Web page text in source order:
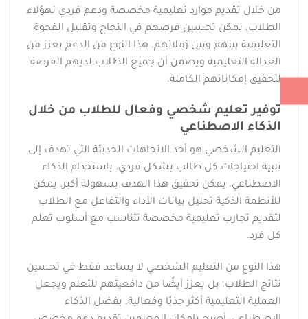
من خلال تقديم موارد تعليمية مخصصة ودعم فردي لهؤلاء
الطلاب، يمكن تحسين فرصهم في النجاح وتقليل الفجوة
التعليمية بينهم وبين زملائهم. هذا النوع من الدعم يعزز من
العدالة التعليمية ويضمن أن جميع الطلاب لديهم الفرصة
لتحقيق إمكاناتهم الكاملة.
توفير تعليم شخصي وفعال للطلاب من خلال
الذكاء الاصطناعي
التعليم الشخصي هو أحد الاتجاهات الحديثة التي تهدف إلى
تلبية احتياجات كل طالب بشكل فردي. باستخدام الذكاء
الاصطناعي، يمكن تحقيق هذا الهدف بسهولة أكبر. يمكن
للأنظمة الذكية تحليل بيانات الأداء والتفاعل مع الطلاب
لتقديم تجارب تعليمية مخصصة تتناسب مع أسلوب تعلم
كل فرد.
هذا النوع من التعليم الشخصي لا يساعد فقط في تحسين
نتائج الطلاب، بل يعزز أيضًا من دافعيتهم للتعلم ويجعل
العملية التعليمية أكثر جذبًا وفعالية. بفضل الذكاء